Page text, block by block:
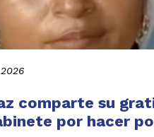
comparte su
por hacer